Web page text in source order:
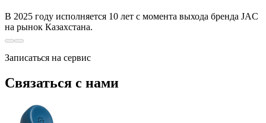
В 2025 году исполняется 10 лет с момента выхода бренда JAC
на рынок Казахстана.
Записаться на сервис
Связаться с нами